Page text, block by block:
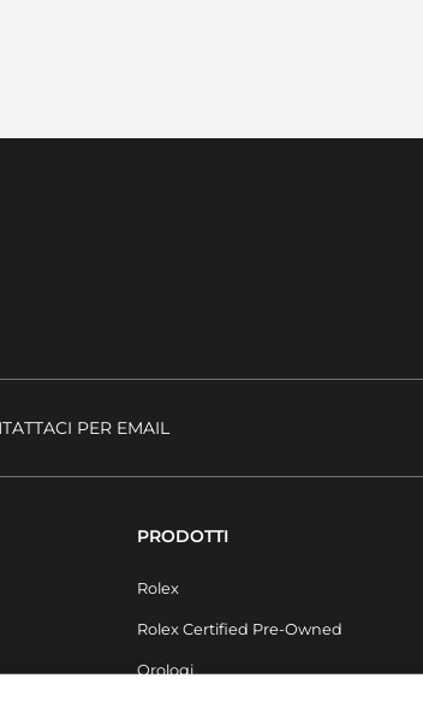
PER EMAIL
PRODOTTI
Rolex
Rolex Certified Pre-Owned
Orologi